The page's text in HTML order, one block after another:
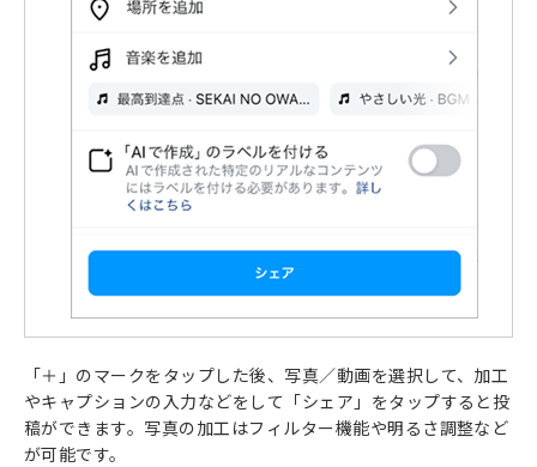
「＋」のマークをタップした後、写真／動画を選択して、加工
やキャプションの入力などをして「シェア」をタップすると投
稿ができます。写真の加工はフィルター機能や明るさ調整など
が可能です。